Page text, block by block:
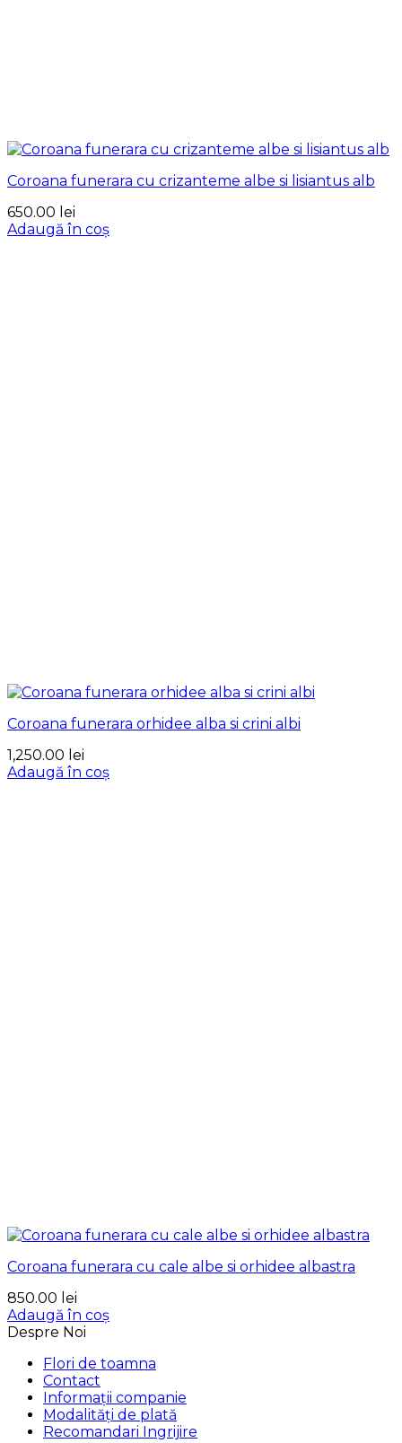
Coroana funerara cu crizanteme albe si lisiantus alb
650.00 lei
Adaugă în coș
Coroana funerara orhidee alba si crini albi
1,250.00 lei
Adaugă în coș
Coroana funerara cu cale albe si orhidee albastra
850.00 lei
Adaugă în coș
Despre Noi
Flori de toamna
Contact
Informații companie
Modalități de plată
Recomandari Ingrijire